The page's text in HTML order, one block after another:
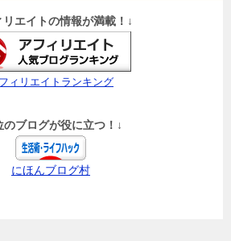
リエイトの情報が満載！↓
ィリエイトランキング
のブログが役に立つ！↓
にほんブログ村